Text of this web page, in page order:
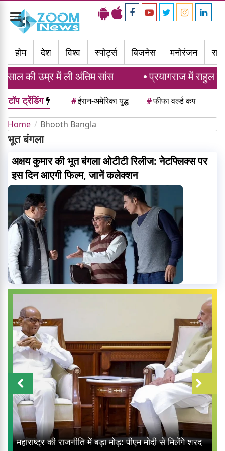
Toggle
navigation
होम
देश विश्व स्पोर्ट्स बिजनेस मनोरंजन
की उम्र में ली अंतिम सांस प्रयागराज में राहुल
टॉप ट्रेंडिंग #ईरान-अमेरिका युद्ध #फीफा वर्ल्ड कप
Home Bhooth Bangla
भूत बंगला
अक्षय कुमार की भूत बंगला ओटीटी रिलीज: नेटफ्लिक्स पर
इस दिन आएगी फिल्म, जानें कलेक्शन
महाराष्ट्र की राजनीति में बड़ा मोड़: पीएम मोदी से मिलेंगे शरद